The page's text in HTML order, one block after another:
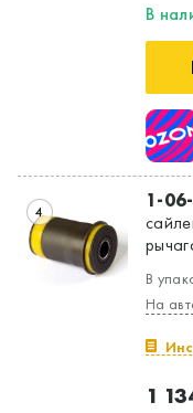
В
4 1-
В
На
1